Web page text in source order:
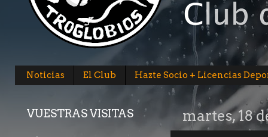
Noticias El Club Hazte Socio + Licencias
martes, 18
VUESTRAS VISITAS